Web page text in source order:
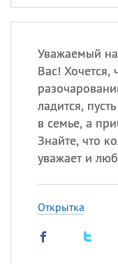
Уважаемый
Вас! Хочется,
ладится,
в семье, а
Знайте, что
уважает и
Открытка